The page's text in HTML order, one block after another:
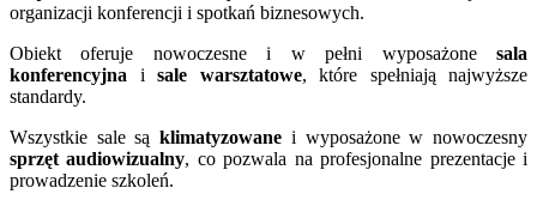
organizacji konferencji i spotkań biznesowych.
Obiekt oferuje nowoczesne i w pełni wyposażone sala
konferencyjna i sale warsztatowe, które spełniają najwyższe
standardy.
Wszystkie sale sąklimatyzowane i wyposażone w nowoczesny
sprzęt audiowizualny, co pozwala na profesjonalne prezentacje i
prowadzenie szkoleń.